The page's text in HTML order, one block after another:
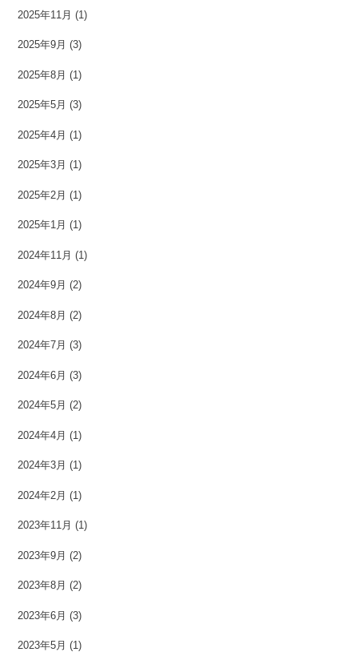
2025年11月 (1)
2025年9月 (3)
2025年8月 (1)
2025年5月 (3)
2025年4月 (1)
2025年3月 (1)
2025年2月 (1)
2025年1月 (1)
2024年11月 (1)
2024年9月 (2)
2024年8月 (2)
2024年7月 (3)
2024年6月 (3)
2024年5月 (2)
2024年4月 (1)
2024年3月 (1)
2024年2月 (1)
2023年11月 (1)
2023年9月 (2)
2023年8月 (2)
2023年6月 (3)
2023年5月 (1)